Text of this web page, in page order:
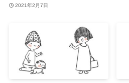
2021年2月7日